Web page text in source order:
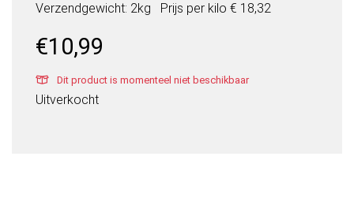
Verzendgewicht: 2kg Prijs per kilo € 18,32
€10,99
Dit product is momenteel niet beschikbaar
Uitverkocht